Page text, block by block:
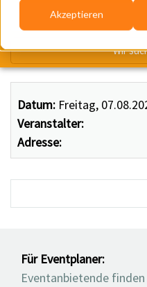
Akzeptieren
Datum: Freitag,
Veranstalter:
Adresse:
Wir
Für Eventplaner:
Eventanbietende finden